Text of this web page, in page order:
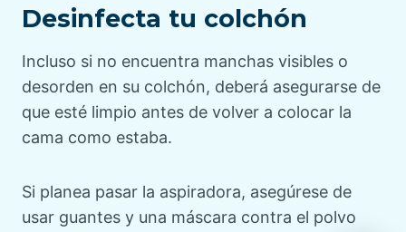
Desinfecta tu colchón
Incluso si no encuentra manchas visibles o
desorden en su colchón, deberá asegurarse de
que esté limpio antes de volver a colocar la
cama como estaba.
Si planea pasar la aspiradora, asegúrese de
usar guantes y una máscara contra el polvo